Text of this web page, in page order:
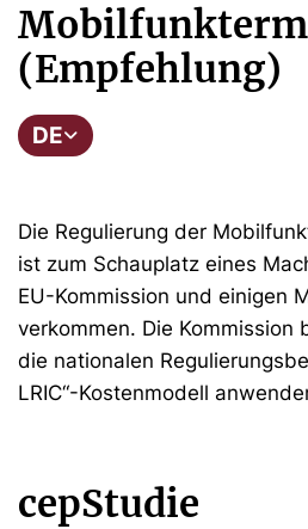
(Empfehlung)
DE
Die Regulierung der
ist zum Schauplatz eines
EU-Kommission und einigen
verkommen. Die Kommission
die nationalen
LRIC“-Kostenmodell
cepStudie